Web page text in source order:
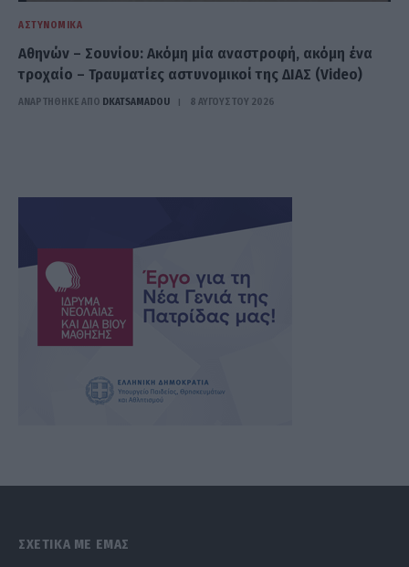
ΑΣΤΥΝΟΜΙΚΆ
Αθηνών – Σουνίου: Ακόμη μία αναστροφή, ακόμη ένα
τροχαίο – Τραυματίες αστυνομικοί της ΔΙΑΣ (Video)
ΑΝΑΡΤΗΘΗΚΕ ΑΠΟ DKATSAMADOU 8 ΑΥΓΟΎΣΤΟΥ 2026
ΣΧΕΤΙΚΑ ΜΕ ΕΜΑΣ